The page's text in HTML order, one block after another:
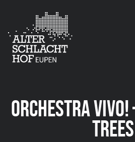
ORCHESTRA
TREES